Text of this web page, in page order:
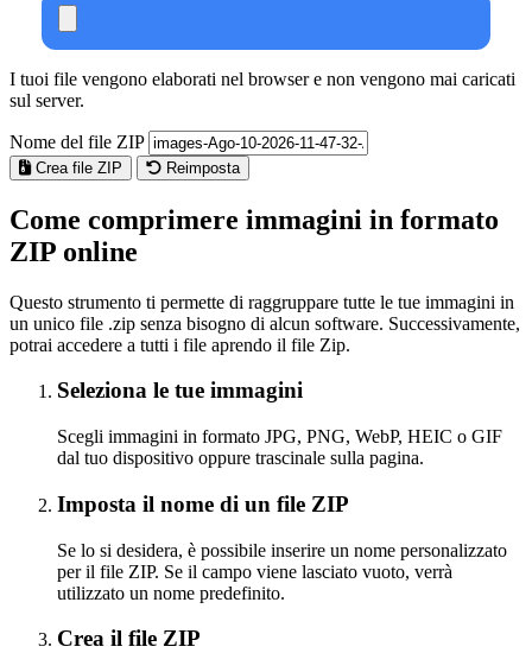
I tuoi file vengono elaborati nel browser e non vengono mai caricati
sul server.
Nome del file ZIP
Crea file ZIP Reimposta
Come comprimere immagini in formato
ZIP online
Questo strumento ti permette di raggruppare tutte le tue immagini in
un unico file .zip senza bisogno di alcun software. Successivamente,
potrai accedere a tutti i file aprendo il file Zip.
Seleziona le tue immagini
Scegli immagini in formato JPG, PNG, WebP, HEIC o GIF
dal tuo dispositivo oppure trascinale sulla pagina.
Imposta il nome di un file ZIP
Se lo si desidera, è possibile inserire un nome personalizzato
per il file ZIP. Se il campo viene lasciato vuoto, verrà
utilizzato un nome predefinito.
Crea il file ZIP